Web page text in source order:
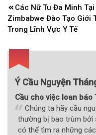
Điều
hướng
bài
Các Nữ Tu Đa Minh Tại
Zimbabwe Đào Tạo Giới
Trong Lĩnh Vực Y Tế
Ý Cầu Nguyện
Cầu cho việc loan
Chúng ta hãy cầu
thường bị bao trùm bởi
có thể tìm ra những